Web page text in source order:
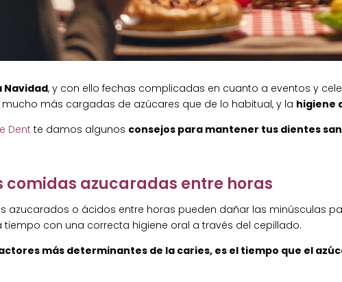
Navidad, y con ello fechas complicadas en cuanto a eventos y
más cargadas de azúcares que de lo habitual, y la higiene
Dent te damos algunos consejos para mantener tus dientes
comidas azucaradas entre horas
azucarados o ácidos entre horas pueden dañar las minúsculas
tiempo con una correcta higiene oral a través del cepillado.
más determinantes de la caries, es el tiempo que el